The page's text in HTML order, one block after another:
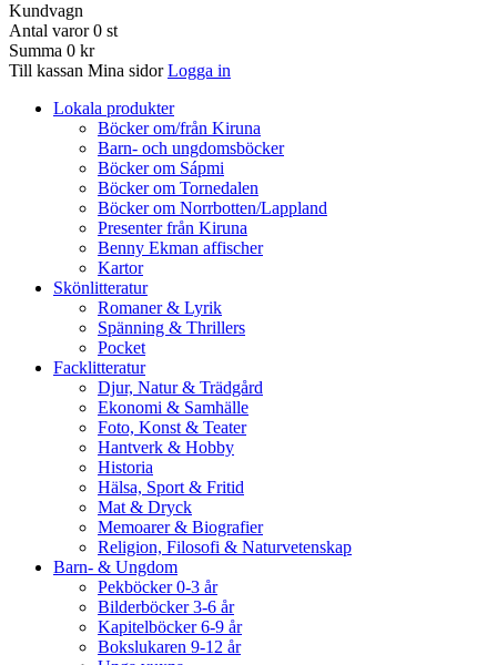
Kundvagn
Antal varor 0 st
Summa 0 kr
Till kassan Mina sidor Logga in
Lokala produkter
Böcker om/från Kiruna
Barn- och ungdomsböcker
Böcker om Sápmi
Böcker om Tornedalen
Böcker om Norrbotten/Lappland
Presenter från Kiruna
Benny Ekman affischer
Kartor
Skönlitteratur
Romaner & Lyrik
Spänning & Thrillers
Pocket
Facklitteratur
Djur, Natur & Trädgård
Ekonomi & Samhälle
Foto, Konst & Teater
Hantverk & Hobby
Historia
Hälsa, Sport & Fritid
Mat & Dryck
Memoarer & Biografier
Religion, Filosofi & Naturvetenskap
Barn- & Ungdom
Pekböcker 0-3 år
Bilderböcker 3-6 år
Kapitelböcker 6-9 år
Bokslukaren 9-12 år